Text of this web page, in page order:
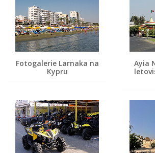
Fotogalerie Larnaka na
Kypru
Ayia